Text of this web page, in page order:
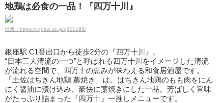
地鶏は必食の一品！『四万十川』
出典：https://r.gnavi.co.jp/g600195/
銀座駅 C1番出口から徒歩2分の『四万十川』。
“日本三大清流の一つ”と呼ばれる四万十川をイメージした清流
が流れる空間で、四万十の恵みが味わえる和食居酒屋です。
「土佐はちきん地鶏 藁焼き」は、はちきん地鶏のもも肉をにん
にく醤油に漬け込み、豪快に藁焼きにした一品。芳ばしく旨味
がたっぷり詰まった『四万十』一推しメニューです。